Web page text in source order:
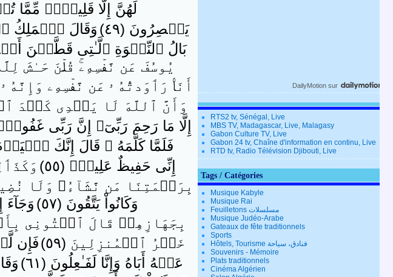
لَهُنَّ إِلَّا قَلِيلاً۬ مِّمَّا
يَعۡصِرُونَ ( ٤٩ )
وَقَالَ ٱلۡمَلِكُ
بَالُ ٱلنِّسۡوَةِ ٱلَّـٰتِى قَطَّعۡنَ
يُوسُفَ عَن نَّفۡسِهِۦ‌ۚ قُلۡنَ حَـٰشَ
أَنَا۟ رَٲوَدتُّهُ ۥ عَن نَّفۡسِهِۦ وَإِنَّهُ ۥ
وَأَنَّ ٱللَّهَ لَا يَہۡدِى كَيۡدَ
إِلَّا مَا رَحِمَ رَبِّىٓ‌ۚ إِنَّ رَبِّى غَفُورٌ۬
فَلَمَّا كَلَّمَهُ ۥ قَالَ إِنَّكَ
إِنِّى حَفِيظٌ عَلِيمٌ۬ ( ٥٥ )
بِرَحۡمَتِنَا مَن نَّشَآءُ‌ۖ وَلَا
وَكَانُواْ يَتَّقُونَ ( ٥٧ )
وَجَآءَ
بِجَهَازِهِمۡ قَالَ ٱئۡتُونِى
خَيۡرُ ٱلۡمُنزِلِينَ ( ٥٩ )
فَإِن
عَنۡهُ أَبَاهُ وَإِنَّا لَفَـٰعِلُونَ ( ٦١ )
DailyMotion sur
RTS2 tv, Sénégal, Live
MBS TV, Madagascar, Live, Malagasy
Gabon Culture TV, Live
Gabon 24 tv, Chaîne d'information en continu, Live
RTD tv, Radio Télévision Djibouti, Live
Tags / Catégories
Musique Kabyle
Musique Rai
Feuilletons مسلسلات
Musique Judéo-Arabe
Gateaux de fête traditionnels
Sports
Hôtels, Tourisme فنادق، سياحة
Souvenirs - Mémoire
Plats traditionnels
Cinéma Algérien